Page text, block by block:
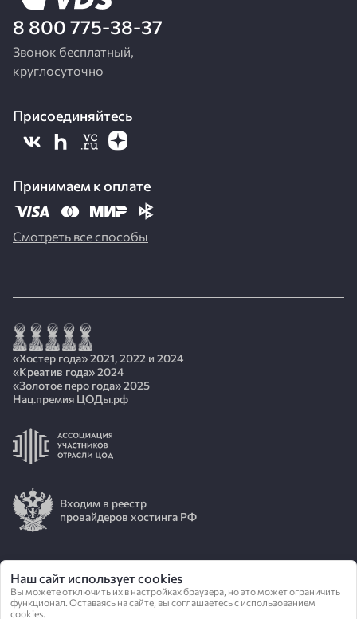
8 800 775-38-37
Звонок бесплатный,
круглосуточно
Присоединяйтесь
Принимаем к оплате
Смотреть все способы
«Хостер года» 2021, 2022 и 2024
«Креатив года» 2024
«Золотое перо года» 2025
Нац.премия ЦОДы.рф
Входим в реестр
провайдеров хостинга РФ
© 2026 АО «ИОТ»
Наш сайт использует cookies
Вы можете отключить их в настройках браузера, но это может ограничить
функционал. Оставаясь на сайте, вы соглашаетесь с использованием
cookies.